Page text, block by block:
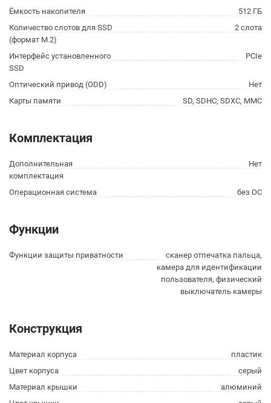
Ёмкость накопителя
512 ГБ
Количество слотов для SSD
(формат M.2)
2 слота
Интерфейс установленного
SSD
PCIe
Оптический привод (ODD)
Нет
Карты памяти
SD, SDHC, SDXC, MMC
Комплектация
Дополнительная
комплектация
Нет
Операционная система без ОС
Функции
Функции защиты приватности
сканер отпечатка пальца,
камера для идентификации
пользователя, физический
выключатель камеры
Конструкция
Материал корпуса
пластик
Цвет корпуса
серый
Материал крышки
алюминий